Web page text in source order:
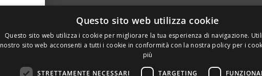
Questo sito web utilizza cookie
Questo sito web utilizza i cookie per migliorare la tua esperienza di navigazione.
nostro sito web acconsenti a tutti i cookie in conformità con la nostra policy per i
più
STRETTAMENTE NECESSARI TARGETING